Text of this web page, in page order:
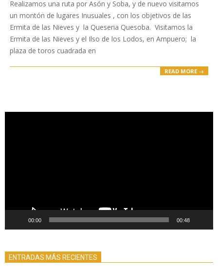
15
Realizamos una ruta por Asón y Soba, y de nuevo visitamos
un montón de lugares Inusuales , con los objetivos de las
Ermita de las Nieves y la Queseria Quesoba. Visitamos la
Ermita de las Nieves y el Ilso de los Lodos, en Ampuero; la
plaza de toros cuadrada en
READ MORE →
00:00 00:48
ENTRADAS MÁS RECIENTES